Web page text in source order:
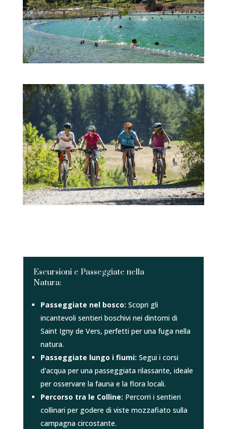
Escursioni e Passeggiate nella
Natura:
Passeggiate nel bosco: Scopri gli
incantevoli sentieri boschivi nei dintorni di
Saint Igny de Vers, perfetti per una fuga nella
natura.
Passeggiate lungo i fiumi: Segui i corsi
d'acqua per una passeggiata rilassante, ideale
per osservare la fauna e la flora locali.
Percorso tra le Colline: Percorri i sentieri
collinari per godere di viste mozzafiato sulla
campagna circostante.